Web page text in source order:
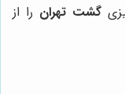
گشت تهران را از